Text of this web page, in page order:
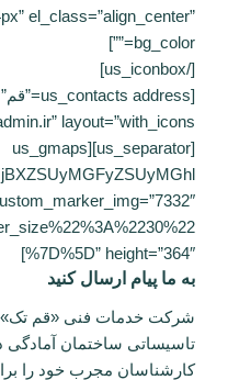
el_class=”align_center”
bg_color=””]
[/us_iconbox]
[us_separator][us_gmaps
%7D%5D” height=”364″]
به ما پیام ارسال کنید
شرکت خدمات فنی «قم تک»
تاسیساتی ساختمان آمادگی
کارشناسان مجرب خود را